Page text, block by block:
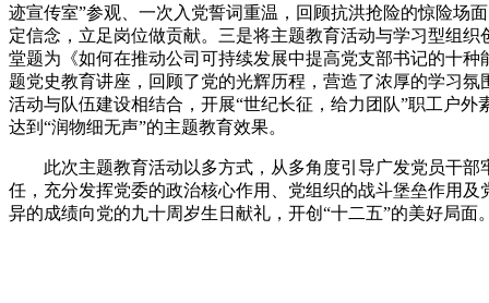
迹宣传室”参观、一次入党誓词重温，回顾抗洪抢险的惊险场
定信念，立足岗位做贡献。三是将主题教育活动与学习型组
堂题为《如何在推动公司可持续发展中提高党支部书记的十
题党史教育讲座，回顾了党的光辉历程，营造了浓厚的学习
活动与队伍建设相结合，开展“世纪长征，给力团队”职工户
达到“润物细无声”的主题教育效果。
此次主题教育活动以多方式，从多角度引导广发党员干部
任，充分发挥党委的政治核心作用、党组织的战斗堡垒作用
异的成绩向党的九十周岁生日献礼，开创“十二五”的美好局面